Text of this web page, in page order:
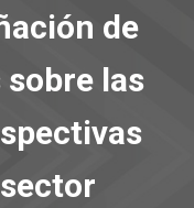
de
las